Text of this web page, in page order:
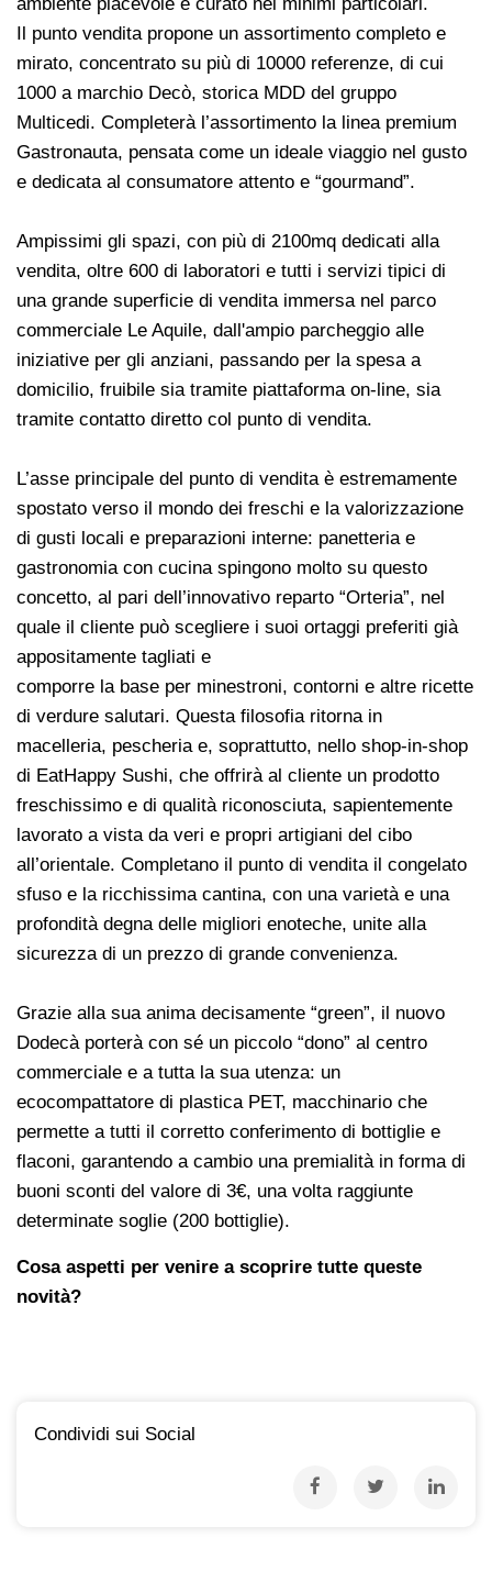
Il punto vendita propone un assortimento completo e
mirato, concentrato su più di 10000 referenze, di cui
1000 a marchio Decò, storica MDD del gruppo
Multicedi. Completerà l’assortimento la linea premium
Gastronauta, pensata come un ideale viaggio nel gusto
e dedicata al consumatore attento e “gourmand”.
Ampissimi gli spazi, con più di 2100mq dedicati alla
vendita, oltre 600 di laboratori e tutti i servizi tipici di
una grande superficie di vendita immersa nel parco
commerciale Le Aquile, dall'ampio parcheggio alle
iniziative per gli anziani, passando per la spesa a
domicilio, fruibile sia tramite piattaforma on-line, sia
tramite contatto diretto col punto di vendita.
L’asse principale del punto di vendita è estremamente
spostato verso il mondo dei freschi e la valorizzazione
di gusti locali e preparazioni interne: panetteria e
gastronomia con cucina spingono molto su questo
concetto, al pari dell’innovativo reparto “Orteria”, nel
quale il cliente può scegliere i suoi ortaggi preferiti già
appositamente tagliati e
comporre la base per minestroni, contorni e altre ricette
di verdure salutari. Questa filosofia ritorna in
macelleria, pescheria e, soprattutto, nello shop-in-shop
di EatHappy Sushi, che offrirà al cliente un prodotto
freschissimo e di qualità riconosciuta, sapientemente
lavorato a vista da veri e propri artigiani del cibo
all’orientale. Completano il punto di vendita il congelato
sfuso e la ricchissima cantina, con una varietà e una
profondità degna delle migliori enoteche, unite alla
sicurezza di un prezzo di grande convenienza.
Grazie alla sua anima decisamente “green”, il nuovo
Dodecà porterà con sé un piccolo “dono” al centro
commerciale e a tutta la sua utenza: un
ecocompattatore di plastica PET, macchinario che
permette a tutti il corretto conferimento di bottiglie e
flaconi, garantendo a cambio una premialità in forma di
buoni sconti del valore di 3€, una volta raggiunte
determinate soglie (200 bottiglie).
Cosa aspetti per venire a scoprire tutte queste
novità?
Condividi sui Social